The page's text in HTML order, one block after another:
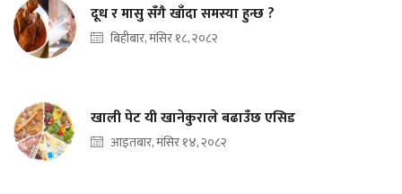
दूध र मासु सँगै खाँदा समस्या हुन्छ ?
बिहीबार, मंसिर १८, २०८२
खाली पेट यी खानेकुराले बढाउँछ एसिड
आइतबार, मंसिर १४, २०८२